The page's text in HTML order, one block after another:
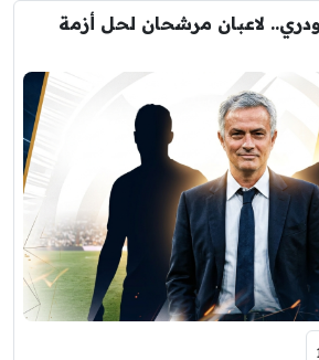
لاعبان مرشحان لحل أزمة